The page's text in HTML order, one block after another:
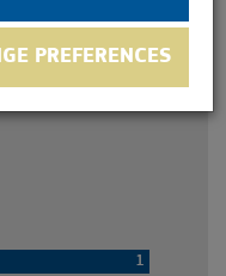
1
PREFERENCES